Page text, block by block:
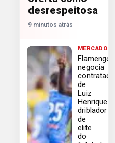
desrespeitosa
9 minutos atrás
MERCADO
Flamengo
negocia
contratação
de
Luiz
Henrique
driblador
de
elite
do